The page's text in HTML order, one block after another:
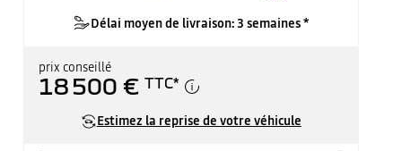
Délai moyen de livraison: 3 semaines *
prix conseillé
18 500 € TTC*
Estimez la reprise de votre véhicule